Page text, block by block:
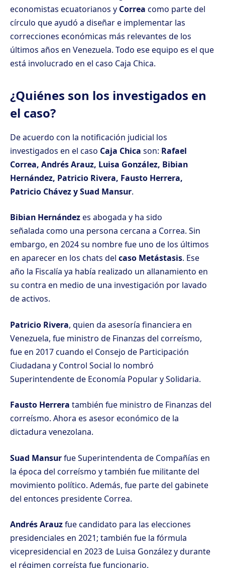
economistas ecuatorianos y Correa como parte del
círculo que ayudó a diseñar e implementar las
correcciones económicas más relevantes de los
últimos años en Venezuela. Todo ese equipo es el que
está involucrado en el caso Caja Chica.
¿Quiénes son los investigados en
el caso?
De acuerdo con la notificación judicial los
investigados en el caso Caja Chica son: Rafael
Correa, Andrés Arauz, Luisa González, Bibian
Hernández, Patricio Rivera, Fausto Herrera,
Patricio Chávez y Suad Mansur.
Bibian Hernándezes abogada y ha sido
señalada como una persona cercana a Correa. Sin
embargo, en 2024 su nombre fue uno de los últimos
en aparecer en los chats del caso Metástasis. Ese
año la Fiscalía ya había realizado un allanamiento en
su contra en medio de una investigación por lavado
de activos.
Patricio Rivera, quien da asesoría financiera en
Venezuela, fue ministro de Finanzas del correísmo,
fue en 2017 cuando el Consejo de Participación
Ciudadana y Control Social lo nombró
Superintendente de Economía Popular y Solidaria.
Fausto Herrera también fue ministro de Finanzas del
correísmo. Ahora es asesor económico de la
dictadura venezolana.
Suad Mansurfue Superintendenta de Compañías en
la época del correísmo y también fue militante del
movimiento político. Además, fue parte del gabinete
del entonces presidente Correa.
Andrés Arauzfue candidato para las elecciones
presidenciales en 2021; también fue la fórmula
vicepresidencial en 2023 de Luisa González y durante
el régimen correísta fue funcionario.